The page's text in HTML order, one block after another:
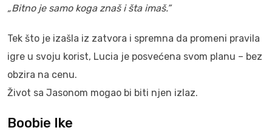
„Bitno je samo koga znaš i šta imaš.”
Tek što je izašla iz zatvora i spremna da promeni pravila
igre u svoju korist, Lucia je posvećena svom planu – bez
obzira na cenu.
Život sa Jasonom mogao bi biti njen izlaz.
Boobie Ike